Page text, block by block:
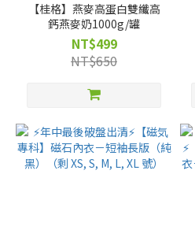
【桂格】燕麥高蛋白雙纖高
鈣燕麥奶1000g/罐
NT$499
NT$650